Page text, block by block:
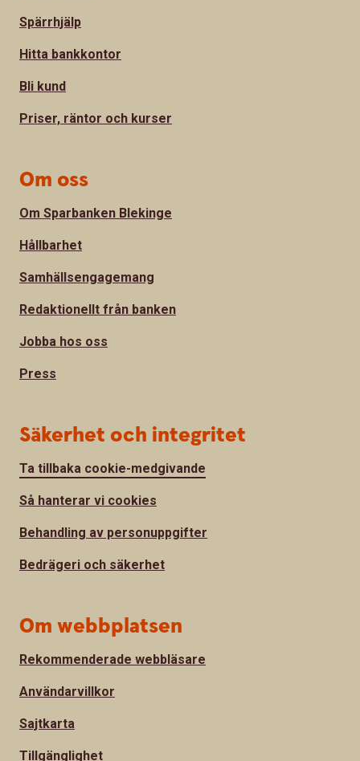
Spärrhjälp
Hitta bankkontor
Bli kund
Priser, räntor och kurser
Om oss
Om Sparbanken Blekinge
Hållbarhet
Samhällsengagemang
Redaktionellt från banken
Jobba hos oss
Press
Säkerhet och integritet
Ta tillbaka cookie-medgivande
Så hanterar vi cookies
Behandling av personuppgifter
Bedrägeri och säkerhet
Om webbplatsen
Rekommenderade webbläsare
Användarvillkor
Sajtkarta
Tillgänglighet